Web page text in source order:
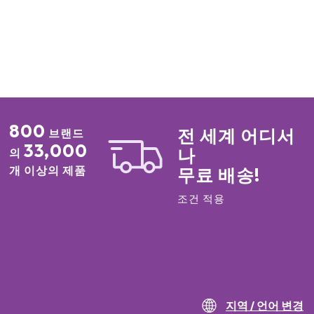
800 브랜드
의 33,000
개 이상의 제품
전 세계 어디서
나
무료 배송!
조건 적용
지역 / 언어 변경